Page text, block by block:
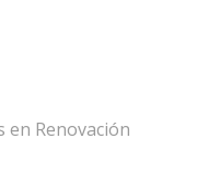
en Renovación